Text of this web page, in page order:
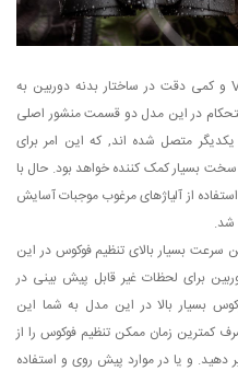
با نگاهی گذرا به دوربین Victory SF Black و کمی دقت در ساختار بدنه دوربین به
در این مدل دو قسمت منشور اصلی
متصل شده اند, که این امر برای
بسیار کمک کننده خواهد بود. حال با
از آلیاژهای مرغوب موجبات آسایش
شد.
سرعت بسیار بالای تنظیم فوکوس در این
برای لحظات غیر قابل پیش بینی در
بسیار بالا در این مدل به شما این
کمترین زمان ممکن تنظیم فوکوس را از
دهید. و یا در موارد پیش روی و استفاده